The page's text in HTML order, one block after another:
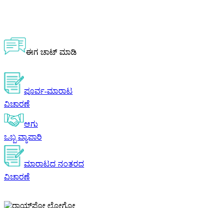
ಈಗ ಚಾಟ್ ಮಾಡಿ
ಪೂರ್ವ-ಮಾರಾಟ
ವಿಚಾರಣೆ
ಆಗು
ಒಬ್ಬ ವ್ಯಾಪಾರಿ
ಮಾರಾಟದ ನಂತರದ
ವಿಚಾರಣೆ